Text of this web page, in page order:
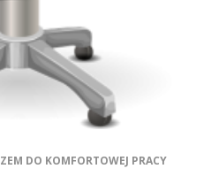
DO KOMFORTOWEJ PRACY